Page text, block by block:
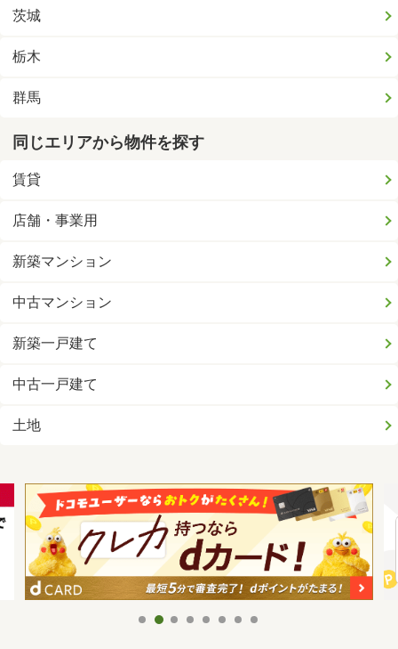
茨城
栃木
群馬
同じエリアから物件を探す
賃貸
店舗・事業用
新築マンション
中古マンション
新築一戸建て
中古一戸建て
土地